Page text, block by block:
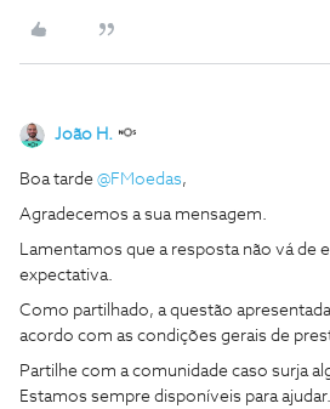
João H.
Boa tarde ​ @FMoedas,
Agradecemos a sua mensagem.
Lamentamos que a resposta não vá de
expectativa.
Como partilhado, a questão
acordo com as condições gerais de
Partilhe com a comunidade caso surja
Estamos sempre disponíveis para ajudar.